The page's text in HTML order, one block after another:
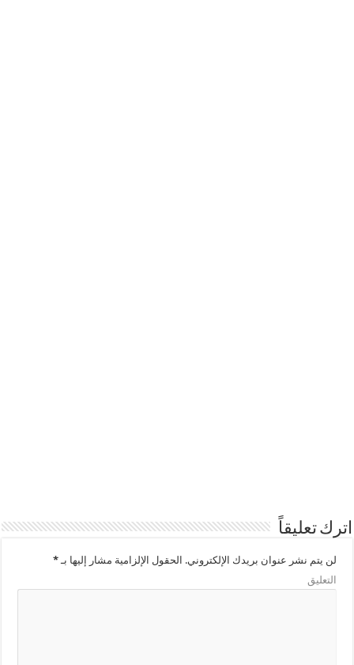
اترك تعليقاً
لن يتم نشر عنوان بريدك الإلكتروني. الحقول الإلزامية مشار إليها بـ*
التعليق